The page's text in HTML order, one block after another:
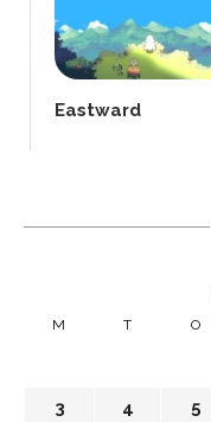
Eastward
M T O
3
4 5